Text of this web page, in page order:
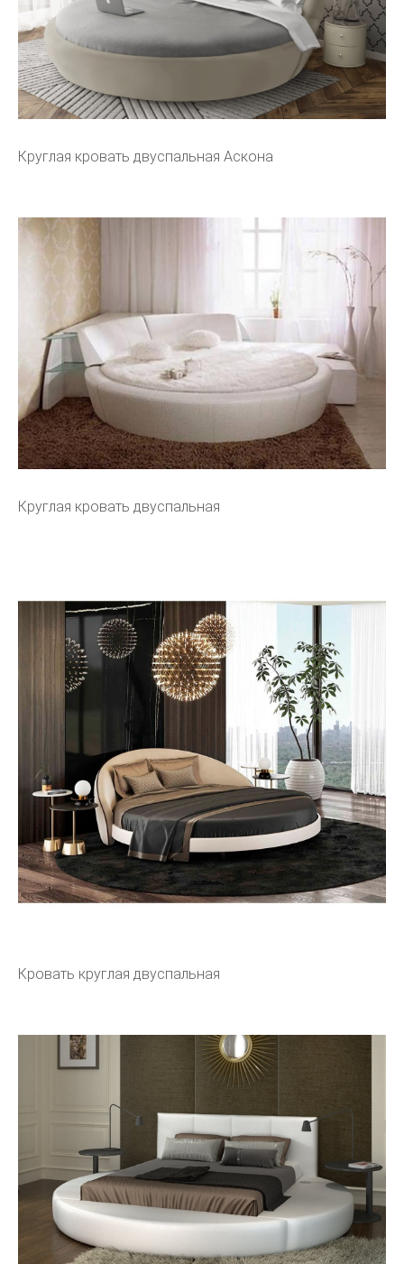
Круглая кровать двуспальная Аскона
Круглая кровать двуспальная
Кровать круглая двуспальная